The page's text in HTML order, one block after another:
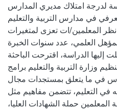
لدرجة امتلاك مديري المدارس
في مدارس التربية والتعليم
المعلمين/ات تعزى لمتغيرات
العلمي، عدد سنوات الخبرة.
إليها الدراسة، اقترحت الباحثة
وزارة التربية والتعليم برامج
في ما يتعلق بمستجدات مجال
في التعليم، تتضمن مفاهيم مثل
المعلمين حملة الشهادات العليا،